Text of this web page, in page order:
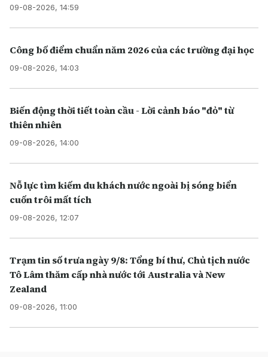
09-08-2026, 14:59
Công bố điểm chuẩn năm 2026 của các trường đại học
09-08-2026, 14:03
Biến động thời tiết toàn cầu - Lời cảnh báo "đỏ" từ
thiên nhiên
09-08-2026, 14:00
Nỗ lực tìm kiếm du khách nước ngoài bị sóng biển
cuốn trôi mất tích
09-08-2026, 12:07
Trạm tin số trưa ngày 9/8: Tổng bí thư, Chủ tịch nước
Tô Lâm thăm cấp nhà nước tới Australia và New
Zealand
09-08-2026, 11:00